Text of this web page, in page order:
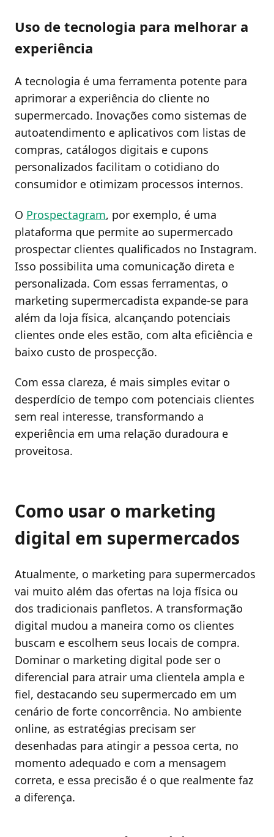
Uso de tecnologia para melhorar a
experiência
A tecnologia é uma ferramenta potente para
aprimorar a experiência do cliente no
supermercado. Inovações como sistemas de
autoatendimento e aplicativos com listas de
compras, catálogos digitais e cupons
personalizados facilitam o cotidiano do
consumidor e otimizam processos internos.
O Prospectagram, por exemplo, é uma
plataforma que permite ao supermercado
prospectar clientes qualificados no Instagram.
Isso possibilita uma comunicação direta e
personalizada. Com essas ferramentas, o
marketing supermercadista expande-se para
além da loja física, alcançando potenciais
clientes onde eles estão, com alta eficiência e
baixo custo de prospecção.
Com essa clareza, é mais simples evitar o
desperdício de tempo com potenciais clientes
sem real interesse, transformando a
experiência em uma relação duradoura e
proveitosa.
Como usar o marketing
digital em supermercados
Atualmente, o marketing para supermercados
vai muito além das ofertas na loja física ou
dos tradicionais panfletos. A transformação
digital mudou a maneira como os clientes
buscam e escolhem seus locais de compra.
Dominar o marketing digital pode ser o
diferencial para atrair uma clientela ampla e
fiel, destacando seu supermercado em um
cenário de forte concorrência. No ambiente
online, as estratégias precisam ser
desenhadas para atingir a pessoa certa, no
momento adequado e com a mensagem
correta, e essa precisão é o que realmente faz
a diferença.